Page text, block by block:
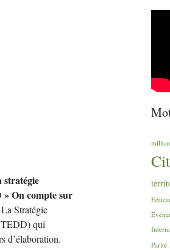
stratégie
» On compte sur
La Stratégie
qui
d’élaboration.
Parité